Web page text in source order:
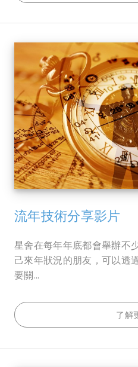
流年技術分享影片
星舍在每年年底都會舉辦不
己來年狀況的朋友，可以透
要關...
了解